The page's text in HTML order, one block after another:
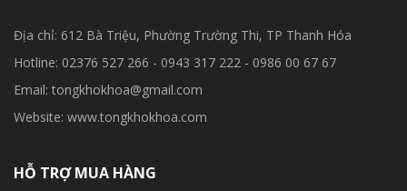
Địa chỉ: 612 Bà Triệu, Phường Trường Thi, TP Thanh Hóa
Hotline: 02376 527 266 - 0943 317 222 - 0986 00 67 67
Email: tongkhokhoa@gmail.com
Website: www.tongkhokhoa.com
HỖ TRỢ MUA HÀNG